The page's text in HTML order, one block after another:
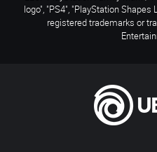
logo", "PS4", "PlayStation
registered trademarks or